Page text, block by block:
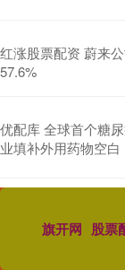
红涨股票配资 蔚来
57.6%
优配库 全球首个糖
业填补外用药物空白
旗开网 股票